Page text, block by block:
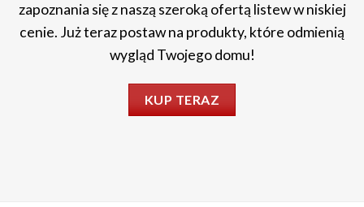
zapoznania się z naszą szeroką ofertą listew w niskiej
cenie. Już teraz postaw na produkty, które odmienią
wygląd Twojego domu!
KUP TERAZ